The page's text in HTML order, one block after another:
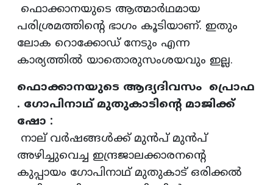
ഫൊക്കാനയുടെ ആത്മാര്‍ഥമായ
പരിശ്രമത്തിന്റെ ഭാഗം കൂടിയാണ്. ഇതും
ലോക റൊക്കോഡ് നേടും എന്ന
കാര്യത്തില്‍ യാതൊരുസംശയവും ഇല്ല.
ഫൊക്കാനയുടെ ആദ്യദിവസം പ്രൊഫ
. ഗോപിനാഥ് മുതുകാടിന്റെ മാജിക്ക്
ഷോ :
നാല് വര്‍ഷങ്ങള്‍ക്ക് മുന്‍പ് മുന്‍പ്
അഴിച്ചുവെച്ച ഇന്ദ്രജാലക്കാരനന്റെ
കുപ്പായം ഗോപിനാഥ് മുതുകാട് ഒരിക്കല്‍